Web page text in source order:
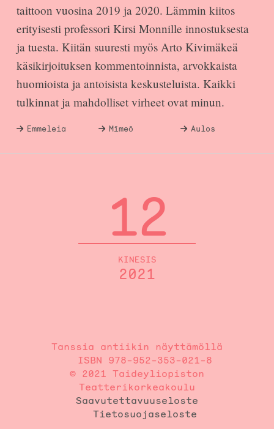
taittoon vuosina 2019 ja 2020. Lämmin kiitos
erityisesti professori Kirsi Monnille innostuksesta
ja tuesta. Kiitän suuresti myös Arto Kivimäkeä
käsikirjoituksen kommentoinnista, arvokkaista
huomioista ja antoisista keskusteluista. Kaikki
tulkinnat ja mahdolliset virheet ovat minun.
Emmeleia Mīmeō Aulos
12
KINESIS
2021
Tanssia antiikin näyttämöllä
ISBN 978-952-353-021-8
© 2021 Taideyliopiston
Teatterikorkeakoulu
Saavutettavuuseloste
Tietosuojaseloste